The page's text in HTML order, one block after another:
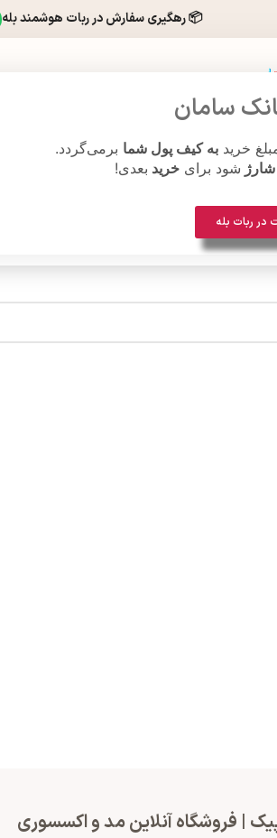
سامان
خرید به کیف پول شما برمی‌گردد.
شارژ شود برایخرید بعدی!
ربات بله
📦 رهگیری سفارش در ربات هوشمند بله
قلاب بافی
| فروشگاه آنلاین مد و اکسسوری